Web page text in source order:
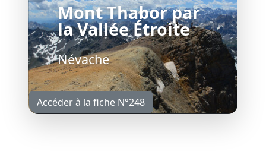
Mont Thabor par
la Vallée Étroite
Névache
Accéder à la fiche N°248